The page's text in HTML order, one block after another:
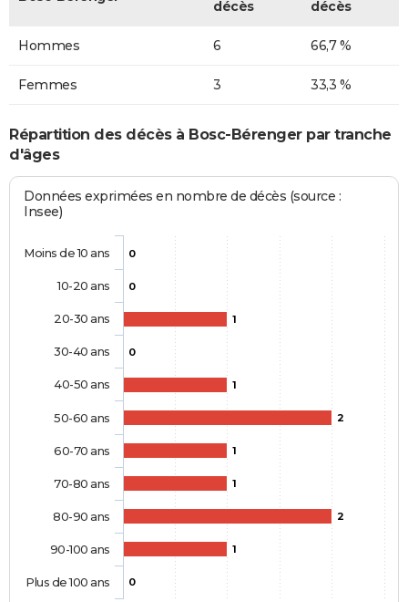
décès décès
Hommes 6 66,7 %
Femmes 3 33,3 %
Répartition des décès à Bosc-Bérenger par tranche
d'âges
Données exprimées en nombre de décès (source :
Insee)
0
0
1
0
1
2
1
1
2
1
0
Moins de 10 ans
10-20 ans
20-30 ans
30-40 ans
40-50 ans
50-60 ans
60-70 ans
70-80 ans
80-90 ans
90-100 ans
Plus de 100 ans